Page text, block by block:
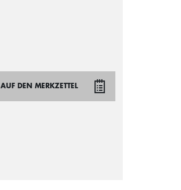
AUF DEN MERKZETTEL